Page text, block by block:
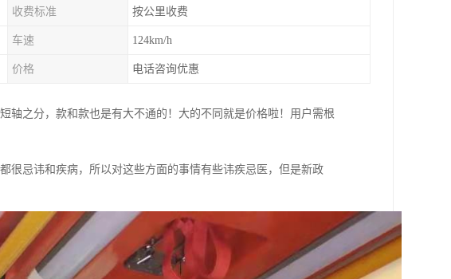
收费标准 按公里收费
车速 124km/h
价格 电话咨询优惠
轴之分，款和款也是有大不通的！大的不同就是价格啦！用户需根
很忌讳和疾病，所以对这些方面的事情有些讳疾忌医，但是新政